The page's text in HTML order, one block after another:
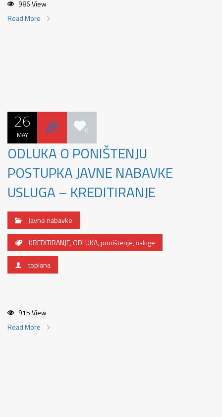
986 View
Read More
26
MAY 0
ODLUKA O PONIŠTENJU
POSTUPKA JAVNE NABAVKE
USLUGA – KREDITIRANJE
Javne nabavke
KREDITIRANJE,ODLUKA,poništenje,usluge
toplana
915 View
Read More